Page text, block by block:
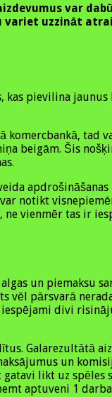
var
variet uzzināt
pievilina
komercbankā,
beigām. Šis
apdrošināšanas
notikt
vienmēr tas ir
un piemaksu
vēl pārsvarā
iespējami divi
Galarezultātā
un
gatavi likt uz
aptuveni 1